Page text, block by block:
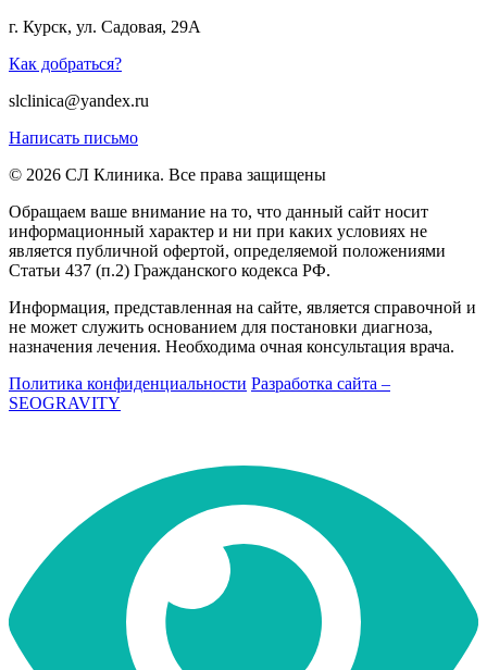
г. Курск, ул. Садовая, 29А
Как добраться?
slclinica@yandex.ru
Написать письмо
© 2026 СЛ Клиника. Все права защищены
Обращаем ваше внимание на то, что данный сайт носит
информационный характер и ни при каких условиях не
является публичной офертой, определяемой положениями
Статьи 437 (п.2) Гражданского кодекса РФ.
Информация, представленная на сайте, является справочной и
не может служить основанием для постановки диагноза,
назначения лечения. Необходима очная консультация врача.
Политика конфиденциальности Разработка сайта –
SEOGRAVITY